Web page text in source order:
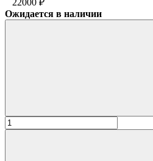
Ожидается в наличии
Количество
товара